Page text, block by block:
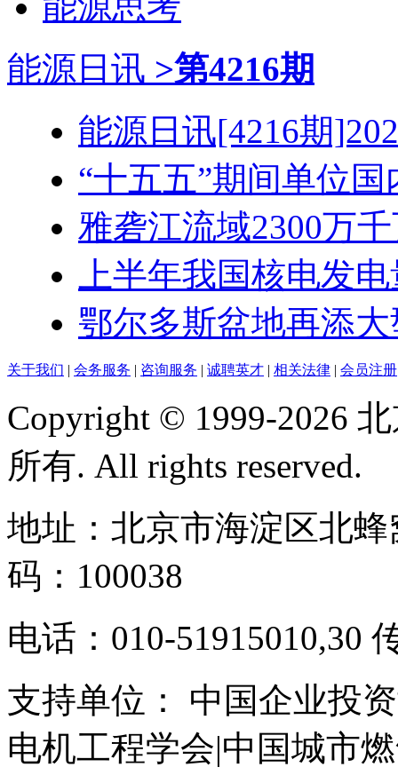
能源日讯 >第4216期
能源日讯[4216期
“十五五”期间单位国
雅砻江流域2300万
上半年我国核电发
鄂尔多斯盆地再添
关于我们 | 会务服务 | 咨询服务 | 诚聘英才 | 相关法律 | 会员注册
Copyright © 1999-2026
所有. All rights reserved.
地址：北京市海淀区北
码：100038
电话：010-51915010,30
支持单位： 中国企业投
电机工程学会|中国城市